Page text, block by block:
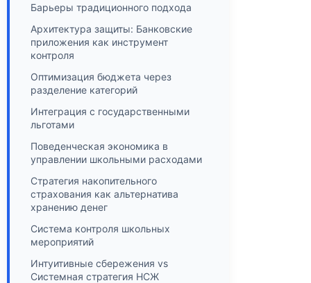
Барьеры традиционного подхода
Архитектура защиты: Банковские
приложения как инструмент
контроля
Оптимизация бюджета через
разделение категорий
Интеграция с государственными
льготами
Поведенческая экономика в
управлении школьными расходами
Стратегия накопительного
страхования как альтернатива
хранению денег
Система контроля школьных
мероприятий
Интуитивные сбережения vs
Системная стратегия НСЖ